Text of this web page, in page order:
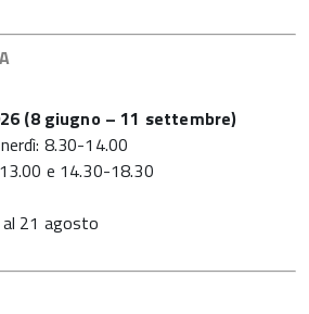
(8 giugno – 11 settembre)
8.30-14.00
e 14.30-18.30
21 agosto